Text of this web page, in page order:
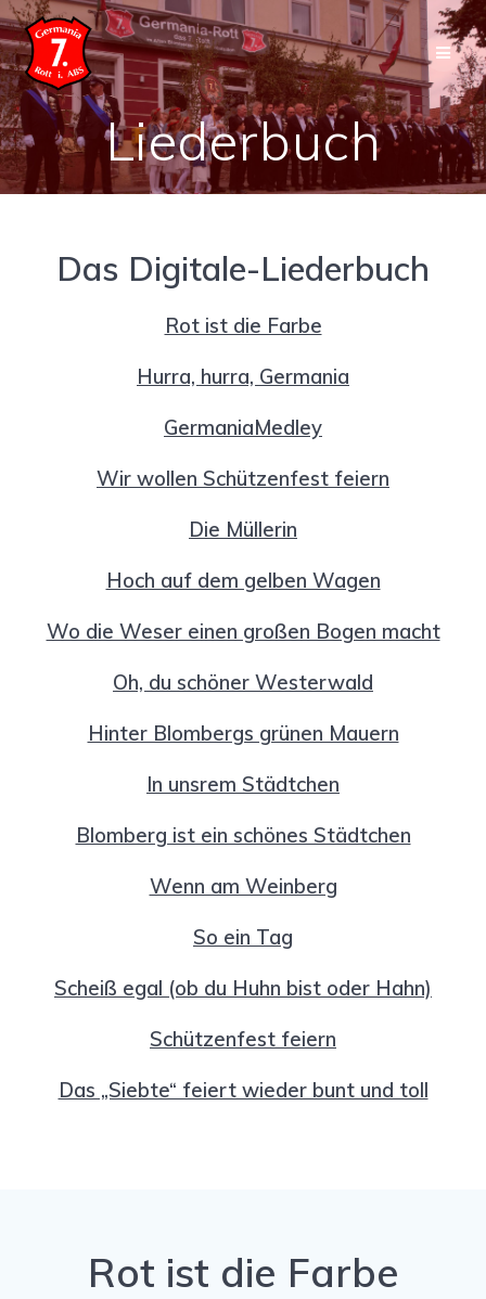
to
content
Liederbuch
Das Digitale-Liederbuch
Rot ist die Farbe
Hurra, hurra, Germania
GermaniaMedley
Wir wollen Schützenfest feiern
Die Müllerin
Hoch auf dem gelben Wagen
Wo die Weser einen großen Bogen macht
Oh, du schöner Westerwald
Hinter Blombergs grünen Mauern
In unsrem Städtchen
Blomberg ist ein schönes Städtchen
Wenn am Weinberg
So ein Tag
Scheiß egal (ob du Huhn bist oder Hahn)
Schützenfest feiern
Das „Siebte“ feiert wieder bunt und toll
Rot ist die Farbe